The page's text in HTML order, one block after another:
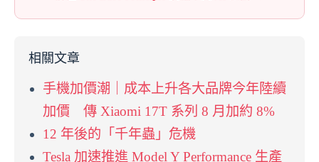
相關文章
手機加價潮｜成本上升各大品牌今年陸續
加價 傳 Xiaomi 17T 系列 8 月加約 8%
12 年後的「千年蟲」危機
Tesla 加速推進 Model Y Performance 生產